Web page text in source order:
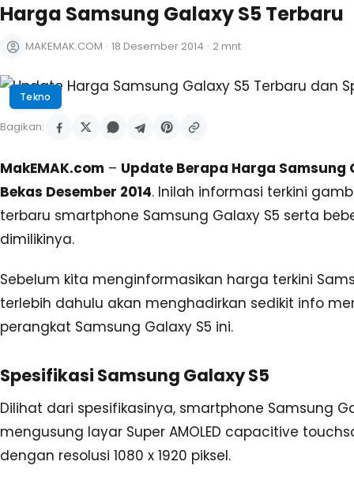
Harga Samsung Galaxy S5 Terbaru
MAKEMAK.COM · 18 Desember 2014 · 2 mnt
Tekno
Bagikan:
MakEMAK.com – Update Berapa Harga Samsung
Bekas Desember 2014. Inilah informasi terkini
terbaru smartphone Samsung Galaxy S5 serta
dimilikinya.
Sebelum kita menginformasikan harga terkini
terlebih dahulu akan menghadirkan sedikit info
perangkat Samsung Galaxy S5 ini.
Spesifikasi Samsung Galaxy S5
Dilihat dari spesifikasinya, smartphone Samsung
mengusung layar Super AMOLED capacitive
dengan resolusi 1080 x 1920 piksel.